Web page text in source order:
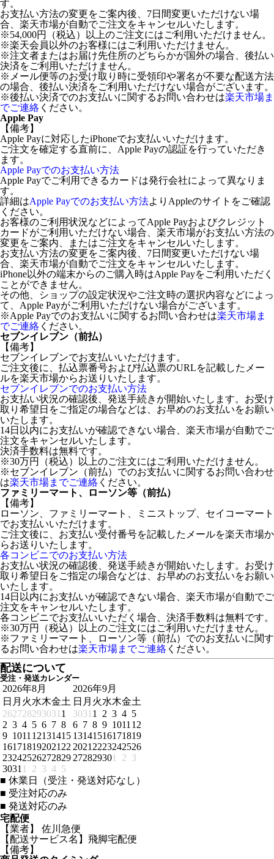
す。
お支払い方法の変更をご案内後、7日間変更いただけない場
合、楽天市場が自動でご注文をキャンセルいたします。
※54,000円（税込）以上のご注文にはご利用いただけません。
※楽天会員以外のお客様にはご利用いただけません。
※注文者またはお届け先住所のどちらかが国外の場合、後払い
決済をご利用いただけません。
※メール便等のお受け取り時に受領印や署名が不要な配送方法
の場合、後払い決済をご利用いただけない場合がございます。
※後払い決済でのお支払いに関するお問い合わせは楽天市場ま
でご連絡 ください。
Apple Pay
【備考】
Apple Payに対応したiPhoneでお支払いいただけます。
ご注文を確定する直前に、Apple Payの認証を行っていただき
ます。
Apple Payでのお支払い方法
Apple Payでご利用できるカードは発行会社によって異なりま
す。
詳細はApple Payでのお支払い方法よりAppleのサイトをご確認
ください。
お客様のご利用状況などによってApple Payおよびクレジット
カードがご利用いただけない場合、楽天市場がお支払い方法の
変更をご案内、またはご注文をキャンセルいたします。
お支払い方法の変更をご案内後、7日間変更いただけない場
合、楽天市場が自動でご注文をキャンセルいたします。
iPhone以外の端末からのご購入時はApple Payをご利用いただく
ことができません。
その他、ショップの設定状況やご注文時の選択内容などによっ
て、Apple Payがご利用いただけない場合がございます。
※Apple Payでのお支払いに関するお問い合わせは楽天市場ま
でご連絡 ください。
セブンイレブン（前払）
【備考】
セブンイレブンでお支払いいただけます。
ご注文後に、払込票番号および払込票のURLを記載したメー
ルを楽天市場からお送りいたします。
セブンイレブンでのお支払い方法
お支払い状況の確認後、発送手続きが開始いたします。お受け
取り希望日をご指定の場合などは、お早めのお支払いをお願い
いたします。
14日以内にお支払いが確認できない場合、楽天市場が自動でご
注文をキャンセルいたします。
決済手数料は無料です。
※30万円（税込）以上のご注文にはご利用いただけません。
※セブンイレブン（前払）でのお支払いに関するお問い合わせ
は楽天市場までご連絡 ください。
ファミリーマート、ローソン等（前払）
【備考】
ローソン、ファミリーマート、ミニストップ、セイコーマート
でお支払いいただけます。
ご注文後に、お支払い受付番号を記載したメールを楽天市場か
らお送りいたします。
各コンビニでのお支払い方法
お支払い状況の確認後、発送手続きが開始いたします。お受け
取り希望日をご指定の場合などは、お早めのお支払いをお願い
いたします。
14日以内にお支払いが確認できない場合、楽天市場が自動でご
注文をキャンセルいたします。
各コンビニでお支払いいただく場合、決済手数料は無料です。
※30万円（税込）以上のご注文にはご利用いただけません。
※ファミリーマート、ローソン等（前払）でのお支払いに関す
るお問い合わせは楽天市場までご連絡 ください。
配送について
受注・発送カレンダー
2026年8月
日 月 火水木金土
262728293031 1
2 3 4 5 6 7 8
9 1011 12131415
161718192021 22
23242526272829
3031 1 2 3 4 5
2026年9月
日 月 火水木金土
3031 1 2 3 4 5
6 7 8 9 1011 12
13141516171819
2021 2223242526
272829301 2 3
■ 休業日（受注・発送対応なし）
■ 受注対応のみ
■ 発送対応のみ
宅配便
【業者】 佐川急便
【配送サービス名】飛脚宅配便
【備考】